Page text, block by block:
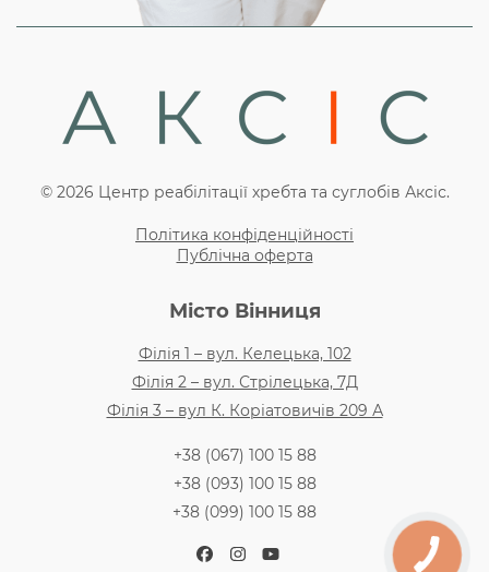
© 2026 Центр реабілітації хребта та суглобів Аксіс.
Політика конфіденційності
Публічна оферта
Місто Вінниця
Філія 1 – вул. Келецька, 102
Філія 2 – вул. Стрілецька, 7Д
Філія 3 – вул К. Коріатовичів 209 А
+38 (067) 100 15 88
+38 (093) 100 15 88
+38 (099) 100 15 88
Facebook
Instagram
YouTube